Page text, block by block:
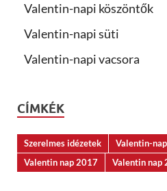
Valentin-napi köszöntők
Valentin-napi süti
Valentin-napi vacsora
CÍMKÉK
Szerelmes idézetek
Valentin-
Valentin nap 2017
Valentin nap